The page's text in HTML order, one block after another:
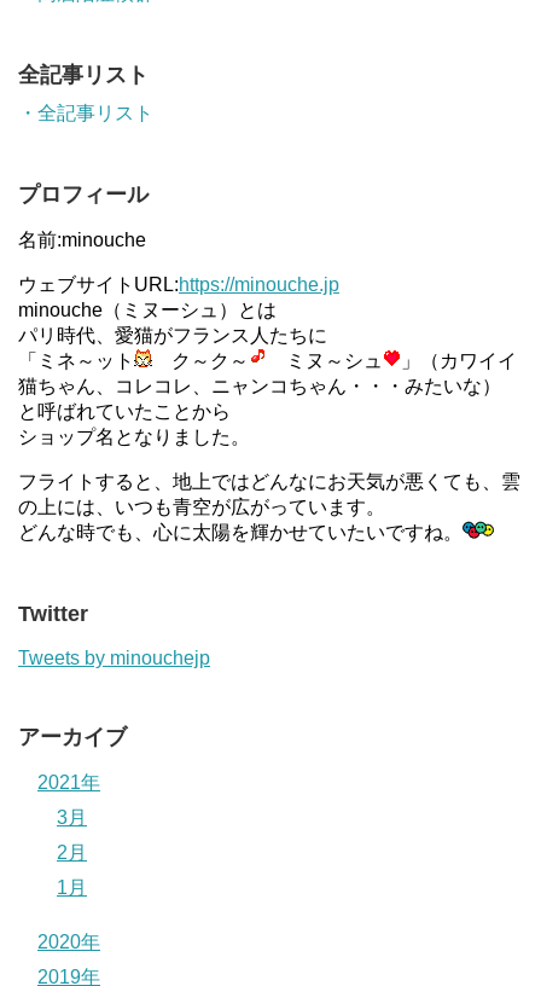
全記事リスト
・全記事リスト
プロフィール
名前:minouche
ウェブサイトURL:https://minouche.jp
minouche（ミヌーシュ）とは
パリ時代、愛猫がフランス人たちに
「ミネ～ット
ク～ク～ ミヌ～シュ
」（カワイイ
猫ちゃん、コレコレ、ニャンコちゃん・・・みたいな）
と呼ばれていたことから
ショップ名となりました。
フライトすると、地上ではどんなにお天気が悪くても、雲
の上には、いつも青空が広がっています。
どんな時でも、心に太陽を輝かせていたいですね。
Twitter
Tweets by minouchejp
アーカイブ
2021年
3月
2月
1月
2020年
2019年